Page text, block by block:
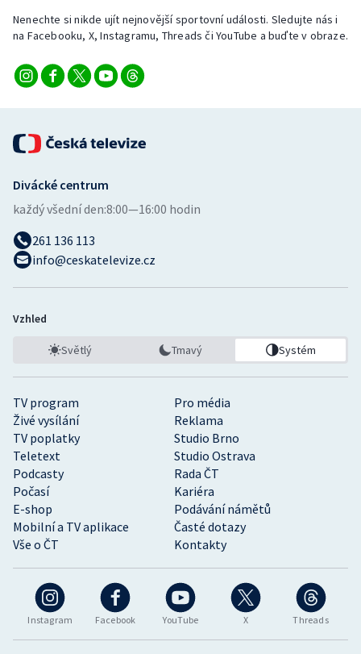
Veslování
Ostatní
Nenechte si nikde ujít nejnovější sportovní události. Sledujte nás i
na Facebooku, X, Instagramu, Threads či YouTube a buďte v obraze.
Instagram Facebook YouTube X Threads
TV program
Pro média
Živé vysílání
Reklama
TV poplatky
Studio Brno
Teletext
Studio Ostrava
Podcasty
Rada ČT
Počasí
Kariéra
E-shop
Podávání námětů
Mobilní a TV aplikace
Časté dotazy
Vše o ČT
Kontakty
Divácké centrum
každý všední den:8:00—16:00 hodin
261 136 113
info@ceskatelevize.cz
Vzhled
Světlý Tmavý Systém